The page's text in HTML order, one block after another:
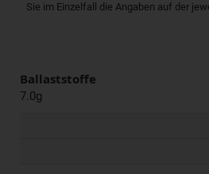
Sie im Einzelfall die Angaben auf der
Ballaststoffe
7.0g